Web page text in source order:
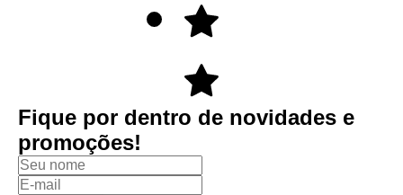
Fique por dentro de novidades e
promoções!